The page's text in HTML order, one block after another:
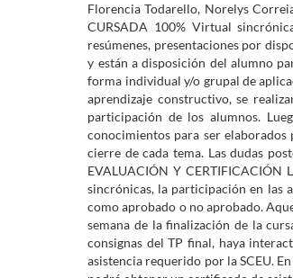
Florencia Todarello, Norelys
CURSADA 100% Virtual
resúmenes, presentaciones por
y están a disposición del alumno
forma individual y/o grupal de
aprendizaje constructivo, se
participación de los alumnos.
conocimientos para ser
cierre de cada tema. Las dudas
EVALUACIÓN Y
sincrónicas, la participación en las
como aprobado o no aprobado.
semana de la finalización de la
consignas del TP final, haya
asistencia requerido por la SCEU.